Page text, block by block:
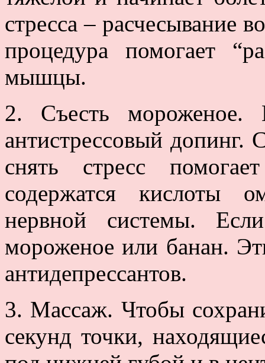
стресса – расчесывание
процедура помогает
мышцы.
2. Съесть мороженое.
антистрессовый допинг.
снять стресс
содержатся кислоты
нервной системы.
мороженое или банан.
антидепрессантов.
3. Массаж. Чтобы
секунд точки,